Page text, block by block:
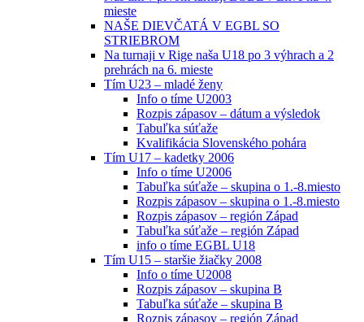
mieste
NAŠE DIEVČATÁ V EGBL SO
STRIEBROM
Na turnaji v Rige naša U18 po 3 výhrach a 2
prehrách na 6. mieste
Tím U23 – mladé ženy
Info o tíme U2003
Rozpis zápasov – dátum a výsledok
Tabuľka súťaže
Kvalifikácia Slovenského pohára
Tím U17 – kadetky 2006
Info o tíme U2006
Tabuľka súťaže – skupina o 1.-8.miesto
Rozpis zápasov – skupina o 1.-8.miesto
Rozpis zápasov – región Západ
Tabuľka súťaže – región Západ
info o tíme EGBL U18
Tím U15 – staršie žiačky 2008
Info o tíme U2008
Rozpis zápasov – skupina B
Tabuľka súťaže – skupina B
Rozpis zápasov – región Západ